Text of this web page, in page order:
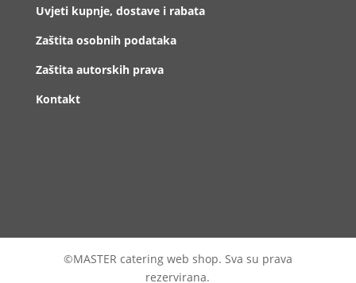
Uvjeti kupnje, dostave i rabata
Zaštita osobnih podataka
Zaštita autorskih prava
Kontakt
©MASTER catering web shop. Sva su prava
rezervirana.